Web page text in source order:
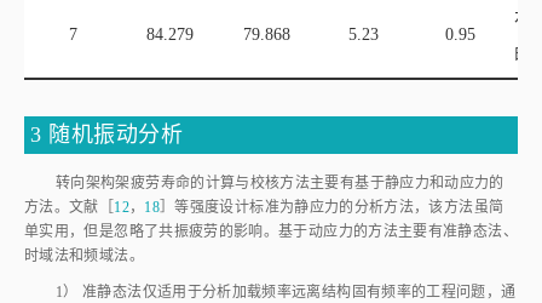
7 84.279 79.868 5.23 0.95
水
曲
3 随机振动分析
转向架构架疲劳寿命的计算与校核方法主要有基于静应力和动应力的
方法。文献［ 12， 18 ］等强度设计标准为静应力的分析方法，该方法虽简
单实用，但是忽略了共振疲劳的影响。基于动应力的方法主要有准静态法、
时域法和频域法。
1） 准静态法仅适用于分析加载频率远离结构固有频率的工程问题，通